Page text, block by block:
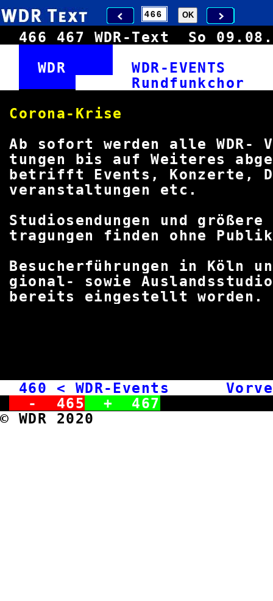
466 467 WDR-Text So
WDR
WDR-EVENTS
Corona-
Ab sofort werden alle
tungen bis auf Weiteres
betrifft Events, Konzerte,
Studiosendungen und
tragungen finden ohne
Besucherführungen in Köln
gional- sowie
bereits eingestellt
460 < WDR-Events
- 465 + 467
© WDR 2020